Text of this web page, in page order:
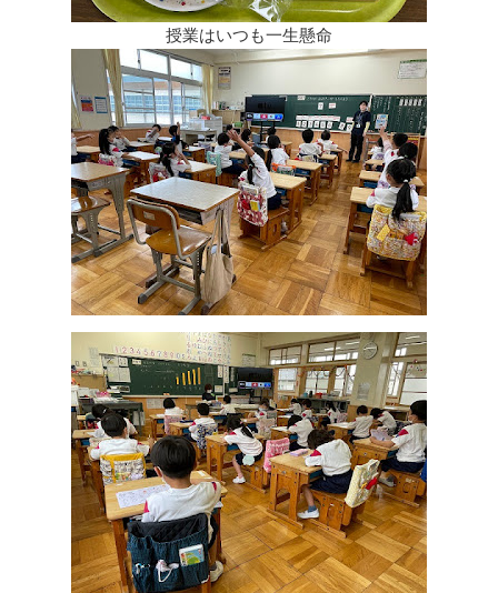
授業はいつも一生懸命